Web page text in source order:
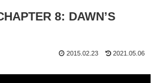
8: DAWN’S
2015.02.23 2021.05.06